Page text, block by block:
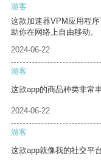
游客
这款加速器VPM应用程
助你在网络上自由移动。
2024-06-22
游客
这款app的商品种类非常
2024-06-22
游客
这款app就像我的社交平